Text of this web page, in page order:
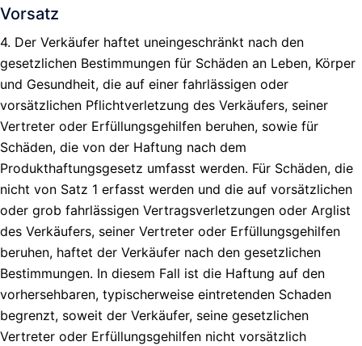
Vorsatz
4. Der Verkäufer haftet uneingeschränkt nach den
gesetzlichen Bestimmungen für Schäden an Leben, Körper
und Gesundheit, die auf einer fahrlässigen oder
vorsätzlichen Pflichtverletzung des Verkäufers, seiner
Vertreter oder Erfüllungsgehilfen beruhen, sowie für
Schäden, die von der Haftung nach dem
Produkthaftungsgesetz umfasst werden. Für Schäden, die
nicht von Satz 1 erfasst werden und die auf vorsätzlichen
oder grob fahrlässigen Vertragsverletzungen oder Arglist
des Verkäufers, seiner Vertreter oder Erfüllungsgehilfen
beruhen, haftet der Verkäufer nach den gesetzlichen
Bestimmungen. In diesem Fall ist die Haftung auf den
vorhersehbaren, typischerweise eintretenden Schaden
begrenzt, soweit der Verkäufer, seine gesetzlichen
Vertreter oder Erfüllungsgehilfen nicht vorsätzlich